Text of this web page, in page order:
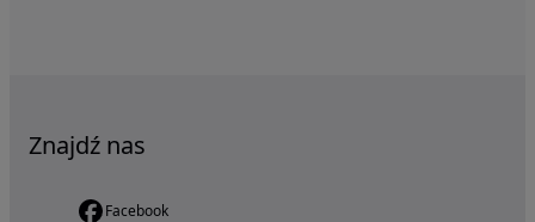
Znajdź nas
Facebook